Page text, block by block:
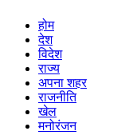
होम
देश
विदेश
राज्य
अपना शहर
राजनीति
खेल
मनोरंजन